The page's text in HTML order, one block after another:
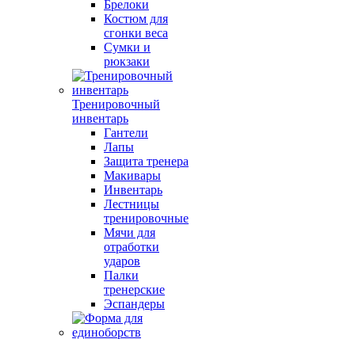
Брелоки
Костюм для
сгонки веса
Сумки и
рюкзаки
Тренировочный
инвентарь
Гантели
Лапы
Защита тренера
Макивары
Инвентарь
Лестницы
тренировочные
Мячи для
отработки
ударов
Палки
тренерские
Эспандеры